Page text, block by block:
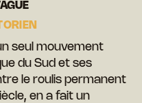
seul mouvement
du Sud et ses
le roulis permanent
en a fait un